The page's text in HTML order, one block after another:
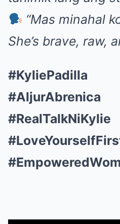
“Mas minahal
She’s brave, raw,
#KyliePadilla
#AljurAbrenica
#RealTalkNiKylie